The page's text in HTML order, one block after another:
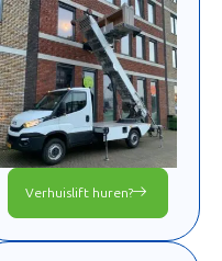
Verhuislift huren?